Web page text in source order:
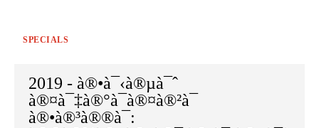
SPECIALS
2019 - à®•à¯‹à®µà¯ˆ
à®¤à¯‡à®°à¯à®¤à®²à¯
à®•à®³à®®à¯: